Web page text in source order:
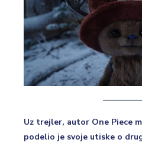
Uz trejler, autor One Piece
podelio je svoje utiske o